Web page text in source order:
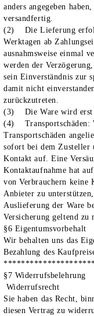
anders angegeben
versandfertig.
(2) Die Lieferung
Werktagen ab
ausnahmsweise einmal
werden der
sein Einverständnis zur
damit nicht
zurückzutreten.
(3) Die Ware wird erst
(4) Transportschäden:
Transportschäden
sofort bei dem Zusteller
Kontakt auf. Eine
Kontaktaufnahme hat
von Verbrauchern keine
Anbieter zu
Auslieferung der Ware
Versicherung geltend zu
§6 Eigentumsvorbehalt
Wir behalten uns das
Bezahlung des
§7 Widerrufsbelehrung
Widerrufsrecht
Sie haben das Recht,
diesen Vertrag zu